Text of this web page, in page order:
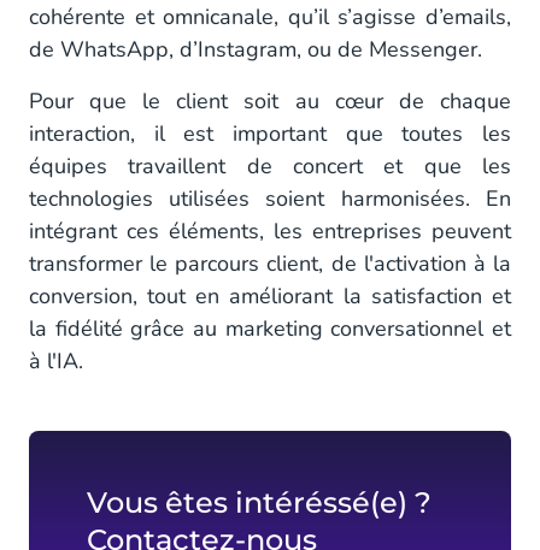
cohérente et omnicanale, qu’il s’agisse d’emails,
de WhatsApp, d’Instagram, ou de Messenger.
Pour que le client soit au cœur de chaque
interaction, il est important que toutes les
équipes travaillent de concert et que les
technologies utilisées soient harmonisées. En
intégrant ces éléments, les entreprises peuvent
transformer le parcours client, de l'activation à la
conversion, tout en améliorant la satisfaction et
la fidélité grâce au marketing conversationnel et
à l'IA.
Vous êtes intéréssé(e) ?
Contactez-nous